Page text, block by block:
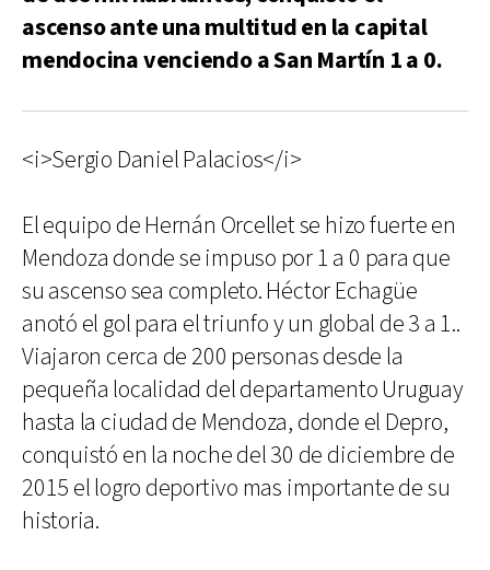
ascenso ante una multitud en la capital
mendocina venciendo a San Martín 1 a 0.
<i>Sergio Daniel Palacios</i>
El equipo de Hernán Orcellet se hizo fuerte en
Mendoza donde se impuso por 1 a 0 para que
su ascenso sea completo. Héctor Echagüe
anotó el gol para el triunfo y un global de 3 a 1..
Viajaron cerca de 200 personas desde la
pequeña localidad del departamento Uruguay
hasta la ciudad de Mendoza, donde el Depro,
conquistó en la noche del 30 de diciembre de
2015 el logro deportivo mas importante de su
historia.